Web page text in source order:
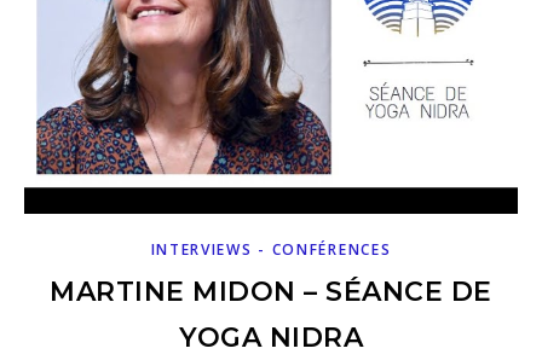
INTERVIEWS - CONFÉRENCES
MARTINE MIDON – SÉANCE DE
YOGA NIDRA